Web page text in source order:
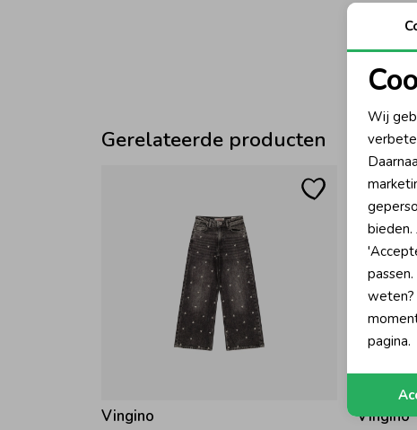
Gerelateerde producten
Vingino Vingino
Wij
bieden.
pagina.